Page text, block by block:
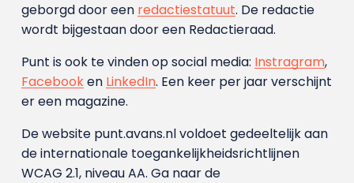
geborgd door een redactiestatuut. De redactie
wordt bijgestaan door een Redactieraad.
Punt is ook te vinden op social media: Instragram,
Facebooken LinkedIn. Een keer per jaar verschijnt
er een magazine.
De website punt.avans.nl voldoet gedeeltelijk aan
de internationale toegankelijkheidsrichtlijnen
WCAG 2.1, niveau AA. Ga naar de